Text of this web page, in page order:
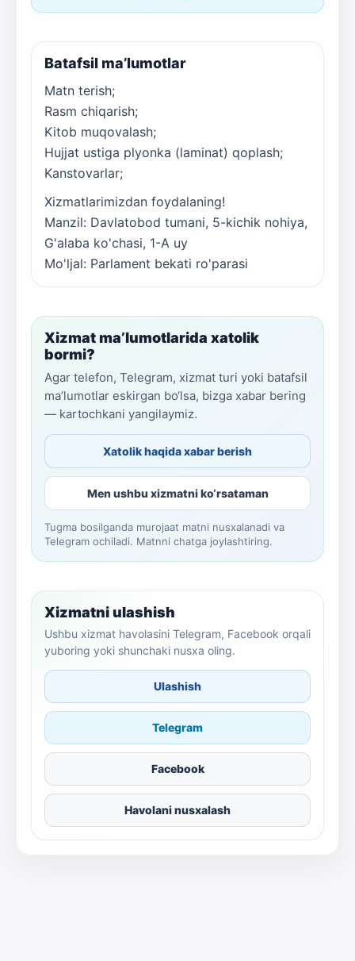
Batafsil ma’lumotlar
Matn terish;
Rasm chiqarish;
Kitob muqovalash;
Hujjat ustiga plyonka (laminat) qoplash;
Kanstovarlar;
Xizmatlarimizdan foydalaning!
Manzil: Davlatobod tumani, 5-kichik nohiya,
G'alaba ko'chasi, 1-A uy
Mo'ljal: Parlament bekati ro'parasi
Xizmat ma’lumotlarida xatolik
bormi?
Agar telefon, Telegram, xizmat turi yoki batafsil
ma’lumotlar eskirgan bo‘lsa, bizga xabar bering
— kartochkani yangilaymiz.
Xatolik haqida xabar berish
Men ushbu xizmatni ko‘rsataman
Tugma bosilganda murojaat matni nusxalanadi va
Telegram ochiladi. Matnni chatga joylashtiring.
Xizmatni ulashish
Ushbu xizmat havolasini Telegram, Facebook orqali
yuboring yoki shunchaki nusxa oling.
Ulashish
Telegram
Facebook
Havolani nusxalash